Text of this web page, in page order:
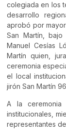
colegiada en los
desarrollo
aprobó por
San Martín,
Manuel Cesías
Martín quien,
ceremonia
el local
jirón San Martín
A la ceremonia
institucionales,
representantes